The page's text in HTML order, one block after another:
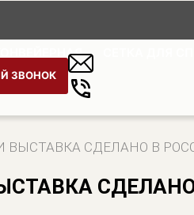
ЗВОНОК
ВЫСТАВКА СДЕЛАНО В